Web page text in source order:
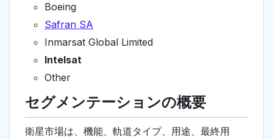
Boeing
Safran SA
Inmarsat Global Limited
Intelsat
Other
セグメンテーションの概要
衛星市場は、機能、軌道タイプ、用途、最終用